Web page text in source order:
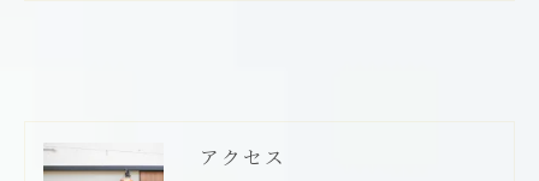
アクセス